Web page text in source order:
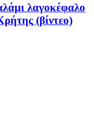
λαγοκέφαλο
(βίντεο)